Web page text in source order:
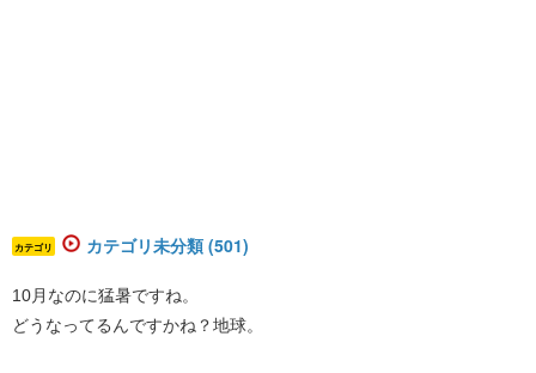
カテゴリ カテゴリ未分類 (501)
10月なのに猛暑ですね。
どうなってるんですかね？地球。